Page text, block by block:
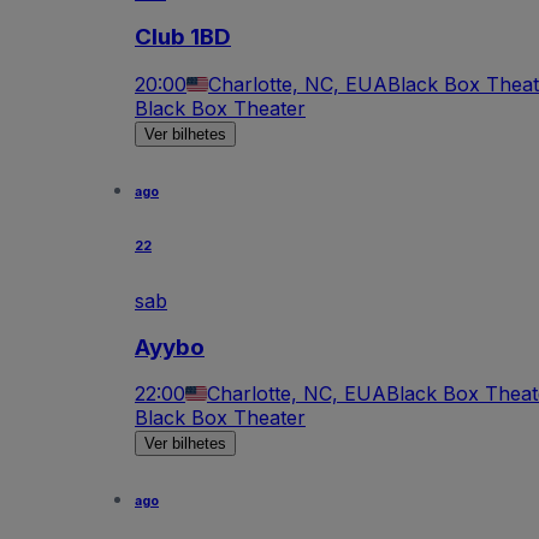
Club 1BD
20:00 Charlotte, NC, EUABlack Box
Black Box Theater
Ver bilhetes
ago
22
sab
Ayybo
22:00 Charlotte, NC, EUABlack Box
Black Box Theater
Ver bilhetes
ago